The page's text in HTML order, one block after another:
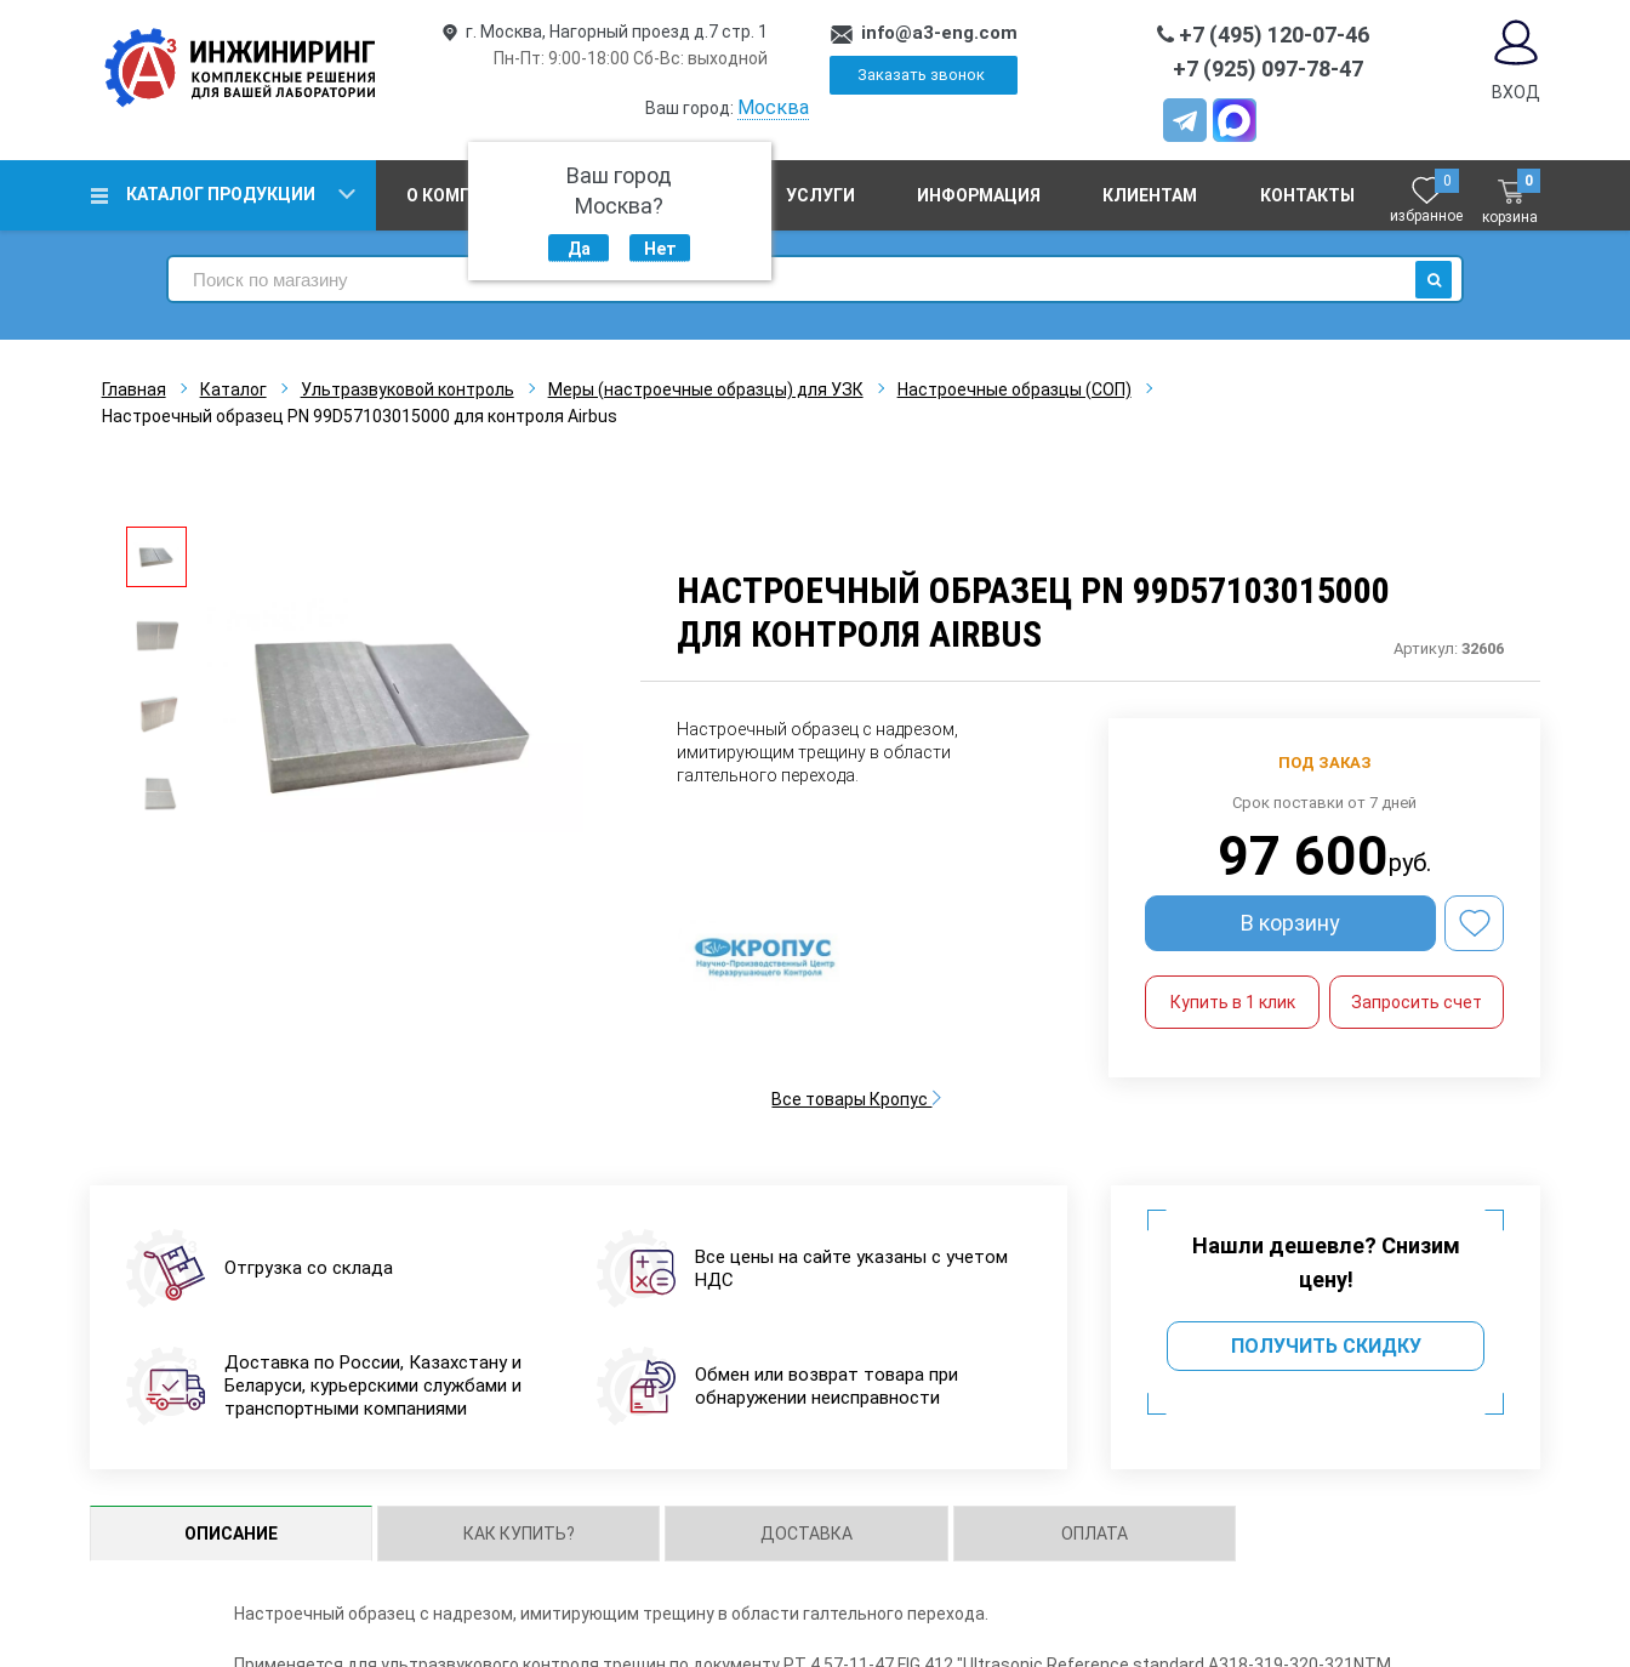
г. Москва, Нагорный проезд д.7 стр. 1
Пн-Пт: 9:00-18:00 Сб-Вс: выходной
Ваш город: Москва
Ваш город
Москва?
Да Нет
info@a3-eng.com
Заказать звонок
+7 (495) 120-07-46
+7 (925) 097-78-47
ВХОД
КАТАЛОГ ПРОДУКЦИИ О КОМПАНИИ ПРОИЗВОДСТВО УСЛУГИ ИНФОРМАЦИЯ КЛИЕНТАМ КОНТАКТЫ
0
избранное
0
корзина
ИСКАТЬ
Главная Каталог Ультразвуковой контроль Меры (настроечные образцы) для УЗК
Настроечные образцы (СОП)
Настроечный образец PN 99D57103015000 для контроля Airbus
НАСТРОЕЧНЫЙ ОБРАЗЕЦ PN 99D57103015000
ДЛЯ КОНТРОЛЯ AIRBUS
Артикул:32606
Настроечный образец с надрезом,
имитирующим трещину в области
галтельного перехода.
Все товары Кропус
ПОД ЗАКАЗ
Срок поставки от 7 дней
97 600руб.
В корзину
Купить в 1 клик Запросить счет
Отгрузка со склада
Все цены на сайте указаны с учетом
НДС
Доставка по России, Казахстану и
Беларуси, курьерскими службами и
транспортными компаниями
Обмен или возврат товара при
обнаружении неисправности
Нашли дешевле? Снизим
цену!
ПОЛУЧИТЬ СКИДКУ
ОПИСАНИЕ КАК КУПИТЬ? ДОСТАВКА ОПЛАТА
Настроечный образец с надрезом, имитирующим трещину в области галтельного перехода.